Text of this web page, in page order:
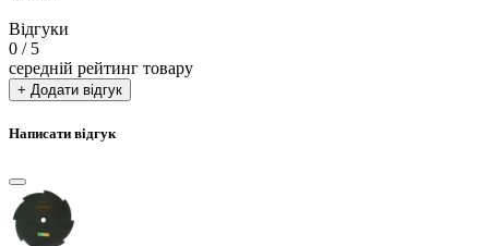
Відгуки
0 / 5
середній рейтинг товару
+ Додати відгук
Написати відгук